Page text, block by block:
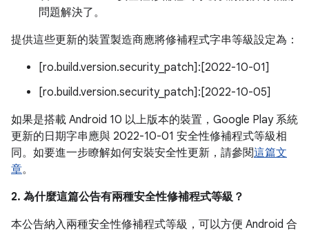
問題解決了。
提供這些更新的裝置製造商應將修補程式字串等級設定為：
[ro.build.version.security_patch]:[2022-10-01]
[ro.build.version.security_patch]:[2022-10-05]
如果是搭載 Android 10 以上版本的裝置，Google Play 系統
更新的日期字串應與 2022-10-01 安全性修補程式等級相
同。如要進一步瞭解如何安裝安全性更新，請參閱這篇文
章。
2. 為什麼這篇公告有兩種安全性修補程式等級？
本公告納入兩種安全性修補程式等級，可以方便 Android 合